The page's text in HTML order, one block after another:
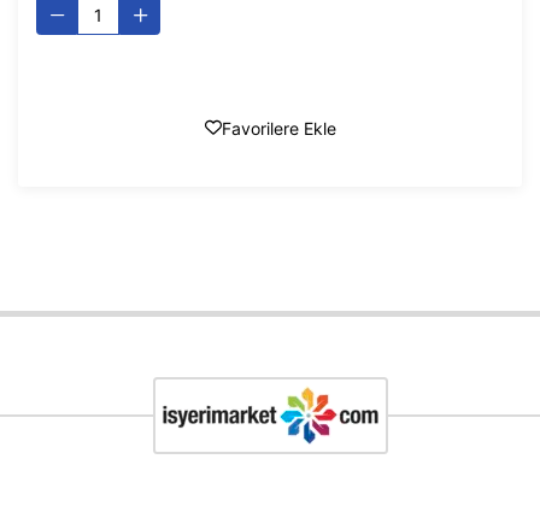
Favorilere Ekle